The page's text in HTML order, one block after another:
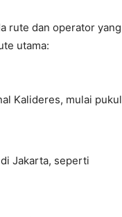
rute dan operator yang
utama:
Kalideres, mulai pukul
Jakarta, seperti